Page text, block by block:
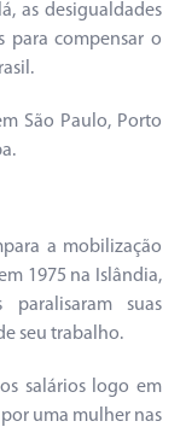
as desigualdades
para compensar o
São Paulo, Porto
a mobilização
1975 na Islândia,
suas
seu trabalho.
salários logo em
uma mulher nas